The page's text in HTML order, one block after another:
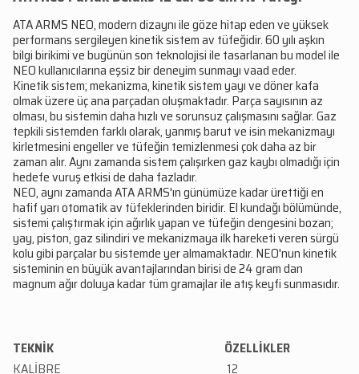
ATA ARMS NEO, modern dizaynı ile göze hitap eden ve yüksek
performans sergileyen kinetik sistem av tüfeğidir. 60 yılı aşkın
bilgi birikimi ve bugünün son teknolojisi ile tasarlanan bu model ile
NEO kullanıcılarına eşsiz bir deneyim sunmayı vaad eder.
Kinetik sistem; mekanizma, kinetik sistem yayı ve döner kafa
olmak üzere üç ana parçadan oluşmaktadır. Parça sayısının az
olması, bu sistemin daha hızlı ve sorunsuz çalışmasını sağlar. Gaz
tepkili sistemden farklı olarak, yanmış barut ve isin mekanizmayı
kirletmesini engeller ve tüfeğin temizlenmesi çok daha az bir
zaman alır. Aynı zamanda sistem çalışırken gaz kaybı olmadığı için
hedefe vuruş etkisi de daha fazladır.
NEO, aynı zamanda ATA ARMS'ın günümüze kadar ürettiği en
hafif yarı otomatik av tüfeklerinden biridir. El kundağı bölümünde,
sistemi çalıştırmak için ağırlık yapan ve tüfeğin dengesini bozan;
yay, piston, gaz silindiri ve mekanizmaya ilk hareketi veren sürgü
kolu gibi parçalar bu sistemde yer almamaktadır. NEO'nun kinetik
sisteminin en büyük avantajlarından birisi de 24 gram dan
magnum ağır doluya kadar tüm gramajlar ile atış keyfi sunmasıdır.
TEKNİK
ÖZELLİKLER
KALİBRE
12